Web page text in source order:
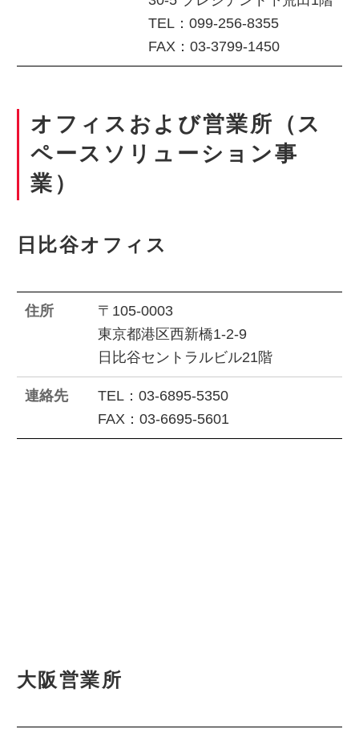
TEL：099-256-8355
FAX：03-3799-1450
オフィスおよび営業所（ス
ペースソリューション事
業）
日比谷オフィス
住所
〒105-0003
東京都港区西新橋1-2-9
日比谷セントラルビル21階
連絡先
TEL：03-6895-5350
FAX：03-6695-5601
大阪営業所